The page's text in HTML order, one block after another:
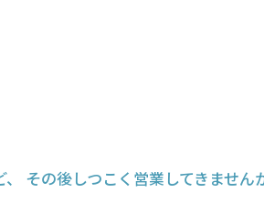
その後しつこく営業してきません